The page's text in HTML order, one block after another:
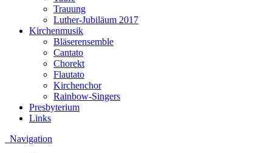
Trauung
Luther-Jubiläum 2017
Kirchenmusik
Bläserensemble
Cantato
Chorekt
Flautato
Kirchenchor
Rainbow-Singers
Presbyterium
Links
Navigation